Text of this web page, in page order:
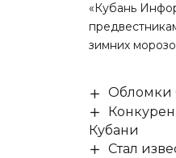
«Кубань
зимних
Обломки
Кубани
Стал